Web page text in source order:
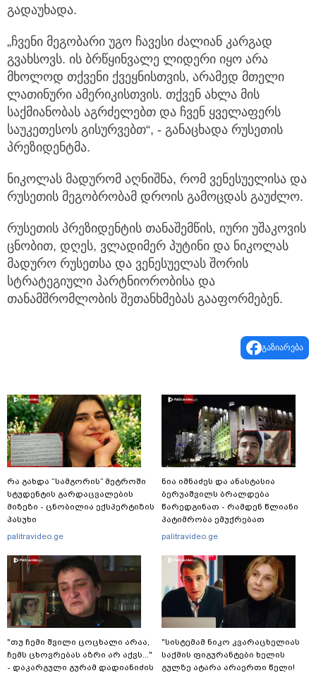
გადაუხადა.
„ჩვენი მეგობარი უგო ჩავესი ძალიან კარგად
გვახსოვს. ის ბრწყინვალე ლიდერი იყო არა
მხოლოდ თქვენი ქვეყნისთვის, არამედ მთელი
ლათინური ამერიკისთვის. თქვენ ახლა მის
საქმიანობას აგრძელებთ და ჩვენ ყველაფერს
საუკეთესოს გისურვებთ“, - განაცხადა რუსეთის
პრეზიდენტმა.
ნიკოლას მადურომ აღნიშნა, რომ ვენესუელისა და
რუსეთის მეგობრობამ დროის გამოცდას გაუძლო.
რუსეთის პრეზიდენტის თანაშემწის, იური უშაკოვის
ცნობით, დღეს, ვლადიმერ პუტინი და ნიკოლას
მადურო რუსეთსა და ვენესუელას შორის
სტრატეგიული პარტნიორობისა და
თანამშრომლობის შეთანხმებას გააფორმებენ.
გაზიარება
რა გახდა “სამგორის” მეტროში
სტუდენტის გარდაცვალების
მიზეზი - ცნობილია ექსპერტიზის
პასუხი
palitravideo.ge
"თუ ჩემი შვილი ცოცხალი არაა,
ჩემს ცხოვრებას აზრი არ აქვს..."
- დაკარგული გურამ დადიანიძის
ნია იმნაძეს და ანასტასია
ბერუაშვილს ბრალდება
წარედგინათ - რამდენ წლიანი
პატიმრობა ემუქრებათ
არასრულწლოვნებს?
palitravideo.ge
"სისტემამ ნიკო კვარაცხელიას
საქმის ფიგურანტები ხელის
გულზე ატარა არაერთი წელი!